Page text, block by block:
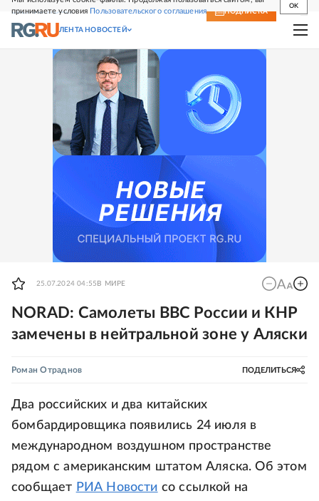
принимаете условия Пользовательского соглашения
OK
СВЕЖИЙ НОМЕР ПОДПИСКА
ЛЕНТА НОВОСТЕЙ
25.07.2024 04:55 В МИРЕ
NORAD: Самолеты ВВС России и КНР
замечены в нейтральной зоне у Аляски
Роман Отраднов ПОДЕЛИТЬСЯ
Два российских и два китайских
бомбардировщика появились 24 июля в
международном воздушном пространстве
рядом с американским штатом Аляска. Об этом
сообщает РИА Новости со ссылкой на